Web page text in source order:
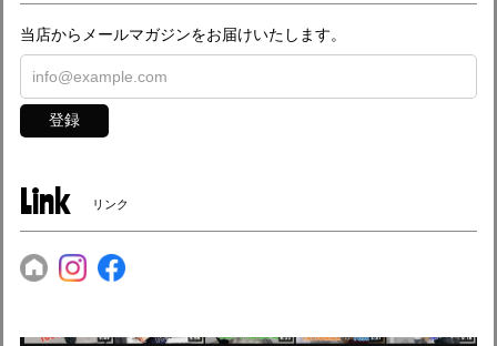
当店からメールマガジンをお届けいたします。
登録
Link リンク